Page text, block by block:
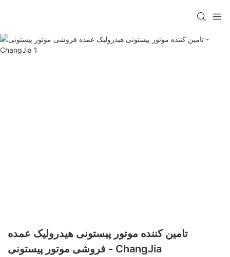
تامین کننده موتور پیستونی هیدرولیک عمده
فروشی موتور پیستونی - ChangJia